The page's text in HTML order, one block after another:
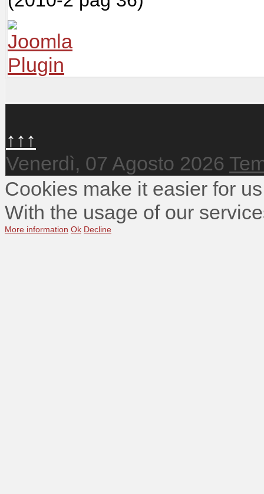
↑↑↑
Venerdì, 07 Agosto 2026
Cookies make it easier for
With the usage of our
More information Ok Decline